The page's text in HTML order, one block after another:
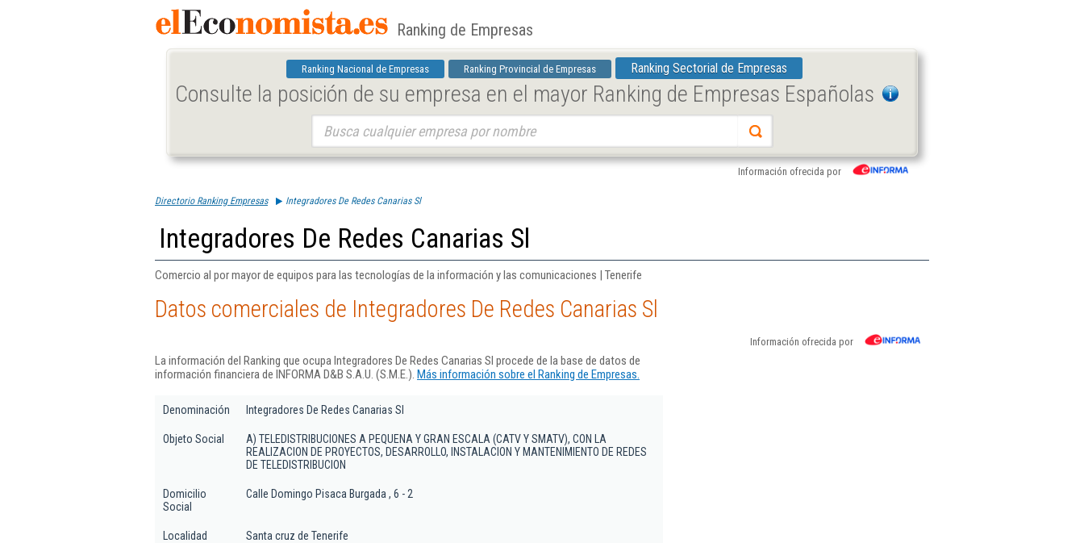
Ranking de Empresas
Ranking Nacional de Empresas Ranking Provincial de Empresas Ranking Sectorial de Empresas
Consulte la posición de su empresa en el mayor Ranking de Empresas Españolas
Información ofrecida por
Directorio Ranking Empresas Integradores De Redes Canarias Sl
Integradores De Redes Canarias Sl
Comercio al por mayor de equipos para las tecnologías de la información y las comunicaciones | Tenerife
Datos comerciales de Integradores De Redes Canarias Sl
Información ofrecida por
La información del Ranking que ocupa Integradores De Redes Canarias Sl procede de la base de datos de
información financiera de INFORMA D&B S.A.U. (S.M.E.). Más información sobre el Ranking de Empresas.
Denominación Integradores De Redes Canarias Sl
Objeto Social
A) TELEDISTRIBUCIONES A PEQUENA Y GRAN ESCALA (CATV Y SMATV), CON LA
REALIZACION DE PROYECTOS, DESARROLLO, INSTALACION Y MANTENIMIENTO DE REDES
DE TELEDISTRIBUCION
Domicilio
Social
Calle Domingo Pisaca Burgada , 6 - 2
Localidad Santa cruz de Tenerife